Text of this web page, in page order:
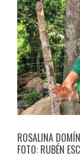
ROSALINA
FOTO: RUBÉN